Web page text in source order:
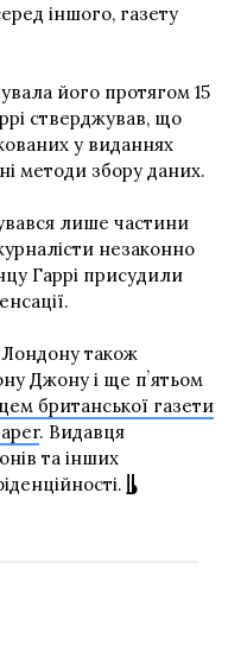
іншого, газету
його протягом 15
стверджував, що
у виданнях
методи збору даних.
лише частини
незаконно
Гаррі присудили
також
Джону і ще пʼятьом
британської газети
. Видавця
та інших